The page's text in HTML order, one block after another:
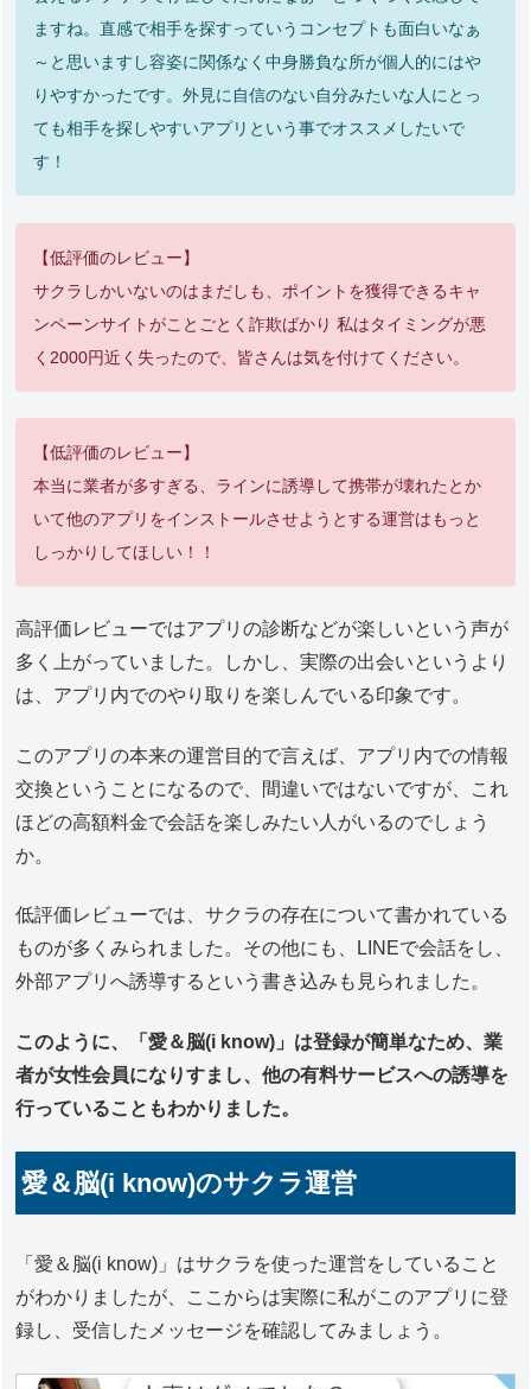
ますね。直感で相手を探すっていうコンセプトも面白いなぁ
～と思いますし容姿に関係なく中身勝負な所が個人的にはや
りやすかったです。外見に自信のない自分みたいな人にとっ
ても相手を探しやすいアプリという事でオススメしたいで
す！
【低評価のレビュー】
サクラしかいないのはまだしも、ポイントを獲得できるキャ
ンペーンサイトがことごとく詐欺ばかり 私はタイミングが悪
く2000円近く失ったので、皆さんは気を付けてください。
【低評価のレビュー】
本当に業者が多すぎる、ラインに誘導して携帯が壊れたとか
いて他のアプリをインストールさせようとする運営はもっと
しっかりしてほしい！！
高評価レビューではアプリの診断などが楽しいという声が
多く上がっていました。しかし、実際の出会いというより
は、アプリ内でのやり取りを楽しんでいる印象です。
このアプリの本来の運営目的で言えば、アプリ内での情報
交換ということになるので、間違いではないですが、これ
ほどの高額料金で会話を楽しみたい人がいるのでしょう
か。
低評価レビューでは、サクラの存在について書かれている
ものが多くみられました。その他にも、LINEで会話をし、
外部アプリへ誘導するという書き込みも見られました。
このように、「愛＆脳(i know)」は登録が簡単なため、業
者が女性会員になりすまし、他の有料サービスへの誘導を
行っていることもわかりました。
愛＆脳(i know)のサクラ運営
「愛＆脳(i know)」はサクラを使った運営をしていること
がわかりましたが、ここからは実際に私がこのアプリに登
録し、受信したメッセージを確認してみましょう。